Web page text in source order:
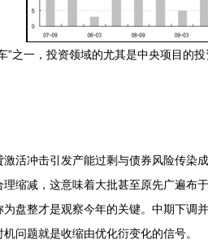
之一，投资领域的尤其是中央项目
活冲击引发产能过剩与债券风险传
缩减，这意味着大批甚至原先广遍布
盘整才是观察今年的关键。中期下
问题就是收缩由优化衍变化的信号。